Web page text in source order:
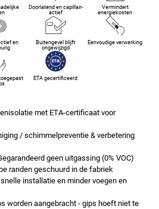
met ETA-certificaat voor
/ schimmelpreventie & verbetering
geen uitgassing (0% VOC)
randen geschuurd in de fabriek
installatie en minder voegen en
worden aangebracht - gips hoeft niet te
Doorlatend en capillair-
actief
Vermindert
energiekosten
en
Buitengevel blijft
ongewijzigd
Eenvoudige verwerking
ETA gecertificeerd